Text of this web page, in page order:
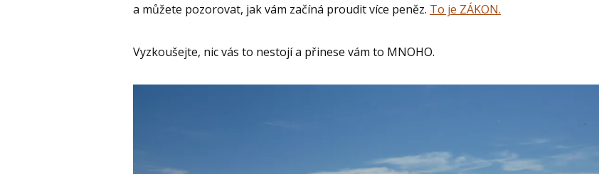
a můžete pozorovat, jak vám začíná proudit více peněz. To je ZÁKON.
Vyzkoušejte, nic vás to nestojí a přinese vám to MNOHO.